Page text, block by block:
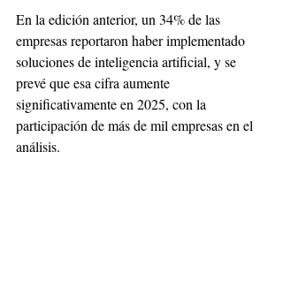
En la edición anterior, un 34% de las
empresas reportaron haber implementado
soluciones de inteligencia artificial, y se
prevé que esa cifra aumente
significativamente en 2025, con la
participación de más de mil empresas en el
análisis.